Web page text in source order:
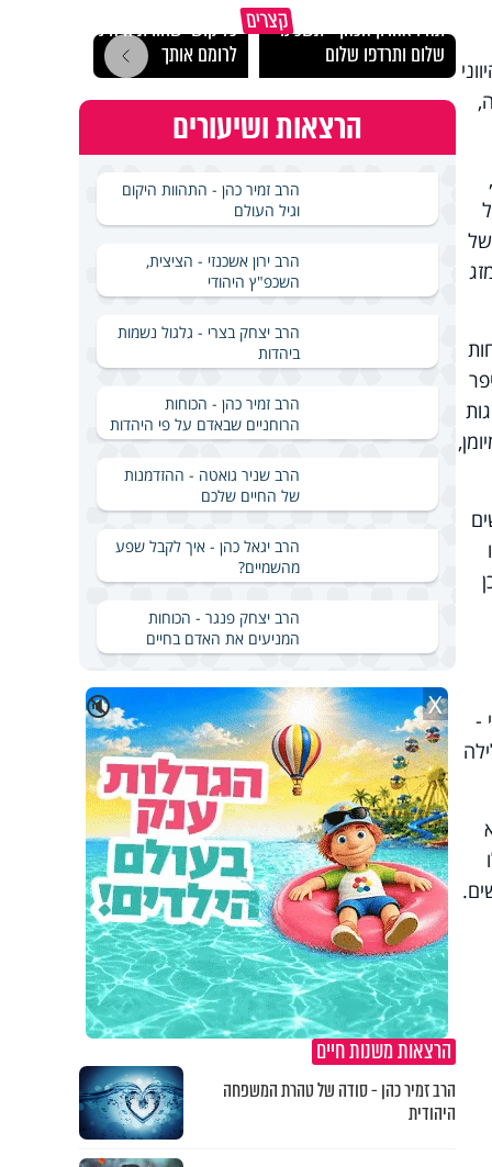
ומציינים כי הסקיפר הישראלי, בן 41,
של
-
קצריםתהיו אהרון הכהן - תשכינו
שלום ותרדפו שלום
כל קושי שחווית היה ניסיון
לרומם אותך
הרצאות ושיעורים
הרב זמיר כהן - התהוות היקום
וגיל העולם
הרב ירון אשכנזי - הציצית,
השכפ"ץ היהודי
הרב יצחק בצרי - גלגול נשמות
ביהדות
הרב זמיר כהן - הכוחות
הרוחניים שבאדם על פי היהדות
הרב שניר גואטה - ההזדמנות
של החיים שלכם
הרב יגאל כהן - איך לקבל שפע
מהשמיים?
הרב יצחק פנגר - הכוחות
המניעים את האדם בחיים
🔇 X
הרצאות משנות חיים
הרב זמיר כהן - סודה של טהרת המשפחה
היהודית